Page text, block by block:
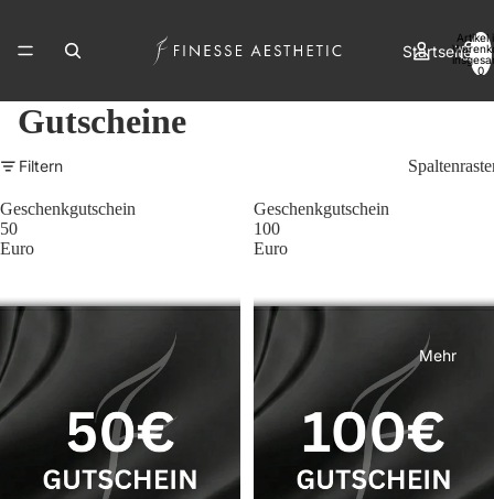
Startseite
Mehr
Artikel
0
Gutscheine
Filtern
Geschenkgutschein
50
Euro
Geschenkgutschein
100
Euro